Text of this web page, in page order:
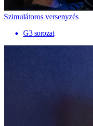
Szimulátoros versenyzés
G3 sorozat